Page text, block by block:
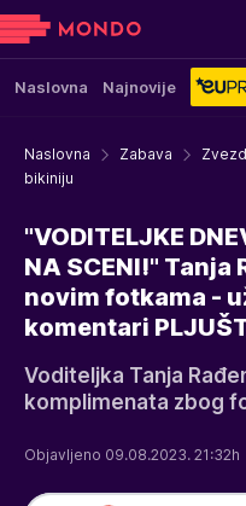
Naslovna Najnovije
Naslovna Zabava
bikiniju
"VODITELJKE
NA SCENI!"
novim fotkama -
komentari
Voditeljka Tanja
komplimenata zbog
Objavljeno 09.08.2023. 21:32h